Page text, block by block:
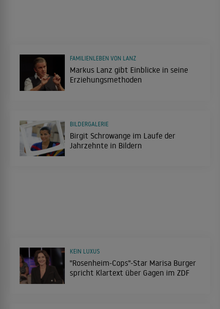
Markus Lanz gibt Einblicke in seine
Erziehungsmethoden
FAMILIENLEBEN VON LANZ
Birgit Schrowange im Laufe der
Jahrzehnte in Bildern
BILDERGALERIE
"Rosenheim-Cops"-Star Marisa Burger
spricht Klartext über Gagen im ZDF
KEIN LUXUS